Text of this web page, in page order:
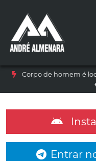
Corpo de homem é
Entrar